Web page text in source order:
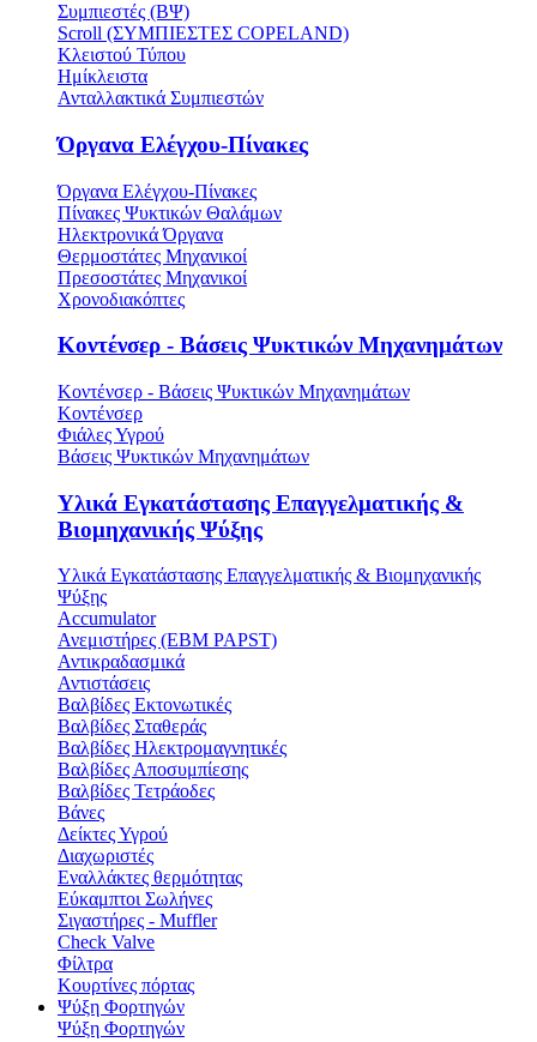
Συμπιεστές (ΒΨ)
Scroll (ΣΥΜΠΙΕΣΤΕΣ COPELAND)
Κλειστού Τύπου
Ημίκλειστα
Ανταλλακτικά Συμπιεστών
Όργανα Ελέγχου-Πίνακες
Όργανα Ελέγχου-Πίνακες
Πίνακες Ψυκτικών Θαλάμων
Ηλεκτρονικά Όργανα
Θερμοστάτες Μηχανικοί
Πρεσοστάτες Μηχανικοί
Χρονοδιακόπτες
Κοντένσερ - Βάσεις Ψυκτικών Μηχανημάτων
Κοντένσερ - Βάσεις Ψυκτικών Μηχανημάτων
Κοντένσερ
Φιάλες Υγρού
Βάσεις Ψυκτικών Μηχανημάτων
Υλικά Εγκατάστασης Επαγγελματικής &
Βιομηχανικής Ψύξης
Υλικά Εγκατάστασης Επαγγελματικής & Βιομηχανικής
Ψύξης
Accumulator
Ανεμιστήρες (ΕΒΜ PAPST)
Αντικραδασμικά
Αντιστάσεις
Βαλβίδες Εκτονωτικές
Βαλβίδες Σταθεράς
Βαλβίδες Ηλεκτρομαγνητικές
Βαλβίδες Αποσυμπίεσης
Βαλβίδες Τετράοδες
Βάνες
Δείκτες Υγρού
Διαχωριστές
Εναλλάκτες θερμότητας
Εύκαμπτοι Σωλήνες
Σιγαστήρες - Muffler
Check Valve
Φίλτρα
Κουρτίνες πόρτας
Ψύξη Φορτηγών
Ψύξη Φορτηγών